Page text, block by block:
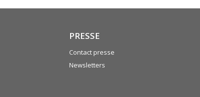
PRESSE
Contact presse
Newsletters